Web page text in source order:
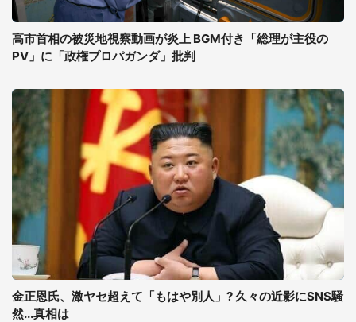
高市首相の被災地視察動画が炎上 BGM付き「総理が主役の
PV」に「政権プロパガンダ」批判
金正恩氏、激ヤセ超えて「もはや別人」? 久々の近影にSNS騒
然...真相は